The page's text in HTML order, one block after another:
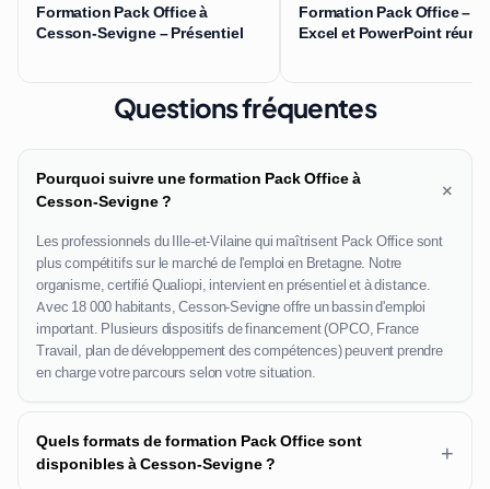
Formation Pack Office à
Cesson-Sevigne – Présentiel
Formation Pack Office –
Excel et PowerPoint réunis
Questions fréquentes
Pourquoi suivre une formation Pack Office à
Cesson-Sevigne ?
+
Les professionnels du Ille-et-Vilaine qui maîtrisent Pack Office sont
plus compétitifs sur le marché de l'emploi en Bretagne. Notre
organisme, certifié Qualiopi, intervient en présentiel et à distance.
Avec 18 000 habitants, Cesson-Sevigne offre un bassin d'emploi
important. Plusieurs dispositifs de financement (OPCO, France
Travail, plan de développement des compétences) peuvent prendre
en charge votre parcours selon votre situation.
Quels formats de formation Pack Office sont
disponibles à Cesson-Sevigne ?
+